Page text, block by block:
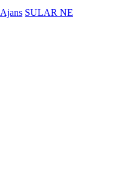
Ajans SULAR NE